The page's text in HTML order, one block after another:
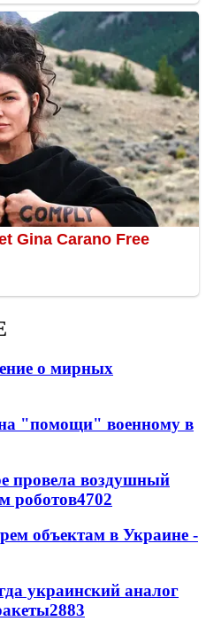
о мирных
"помощи" военному в
провела воздушный
роботов4702
объектам в Украине -
украинский аналог
2883